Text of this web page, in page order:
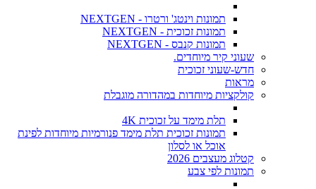
תמונות וינטג' ורטרו - NEXTGEN
תמונות זכוכית - NEXTGEN
תמונות קנבס - NEXTGEN
שעוני קיר מיוחדים.
חדש-שעוני זכוכית
מראות
קולקציות מיוחדות במהדורה מוגבלת
תלת מימד על זכוכית 4K
תמונות זכוכית תלת מימד פנורמיות מיוחדות לפינת
אוכל או לסלון
קטלוג מעצבים 2026
תמונות לפי צבע